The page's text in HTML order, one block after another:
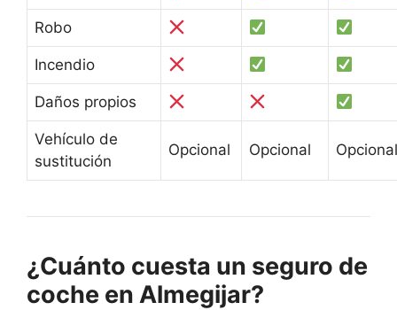
Robo
Incendio
Daños propios
Vehículo de
sustitución
Opcional Opcional Opcional
¿Cuánto cuesta un seguro de
coche en Almegijar?